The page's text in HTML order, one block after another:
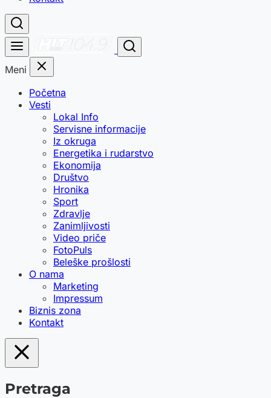
Meni
Početna
Vesti
Lokal Info
Servisne informacije
Iz okruga
Energetika i rudarstvo
Ekonomija
Društvo
Hronika
Sport
Zdravlje
Zanimljivosti
Video priče
FotoPuls
Beleške prošlosti
O nama
Marketing
Impressum
Biznis zona
Kontakt
Pretraga